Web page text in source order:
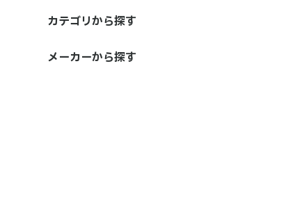
カテゴリから探す
ラインローラー
ドラグシステム
ハンドル・ハンドルノブ
オイル・グリス類
コート剤
リール部品類
ベアリング
その他
メーカーから探す